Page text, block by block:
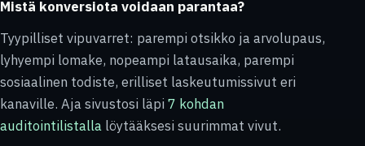
Mistä konversiota voidaan parantaa?
Tyypilliset vipuvarret: parempi otsikko ja arvolupaus,
lyhyempi lomake, nopeampi latausaika, parempi
sosiaalinen todiste, erilliset laskeutumissivut eri
kanaville. Aja sivustosi läpi 7 kohdan
auditointilistalla löytääksesi suurimmat vivut.